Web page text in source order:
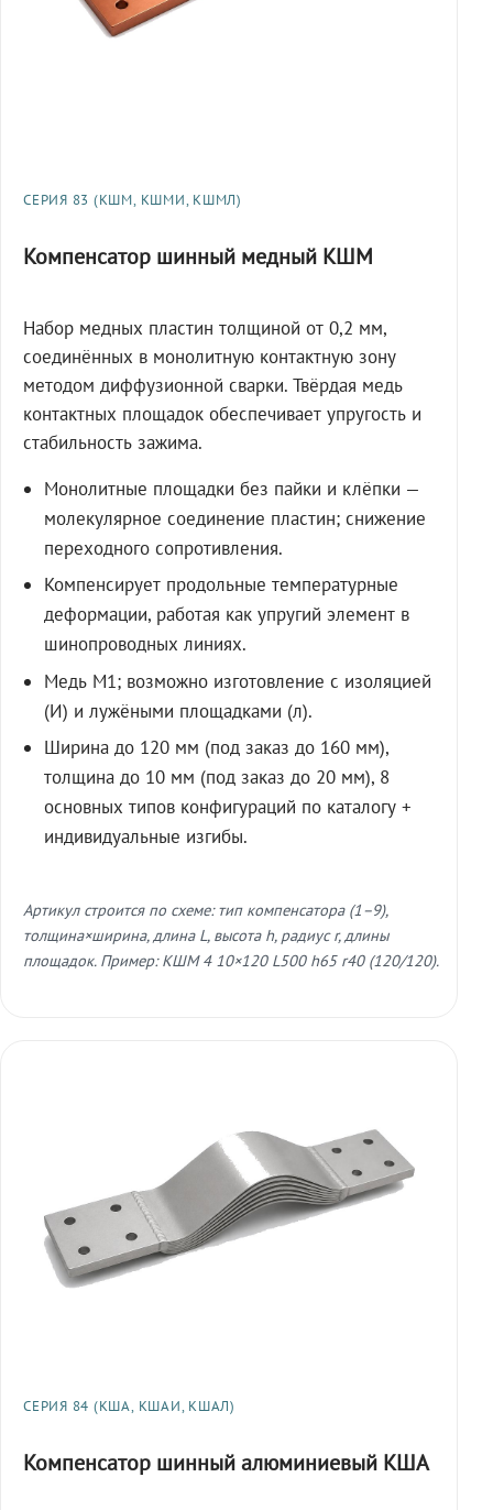
СЕРИЯ 83 (КШМ, КШМИ, КШМЛ)
Компенсатор шинный медный КШМ
Набор медных пластин толщиной от 0,2 мм,
соединённых в монолитную контактную зону
методом диффузионной сварки. Твёрдая медь
контактных площадок обеспечивает упругость и
стабильность зажима.
Монолитные площадки без пайки и клёпки —
молекулярное соединение пластин; снижение
переходного сопротивления.
Компенсирует продольные температурные
деформации, работая как упругий элемент в
шинопроводных линиях.
Медь М1; возможно изготовление с изоляцией
(И) и лужёными площадками (л).
Ширина до 120 мм (под заказ до 160 мм),
толщина до 10 мм (под заказ до 20 мм), 8
основных типов конфигураций по каталогу +
индивидуальные изгибы.
Артикул строится по схеме: тип компенсатора (1–9),
толщина×ширина, длина L, высота h, радиус r, длины
площадок. Пример: КШМ 4 10×120 L500 h65 r40 (120/120).
СЕРИЯ 84 (КША, КШАИ, КШАЛ)
Компенсатор шинный алюминиевый КША